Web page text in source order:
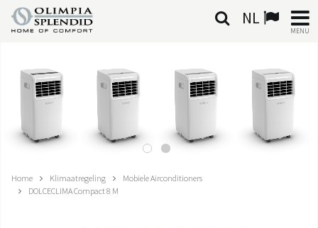
NL
MENU
HOME
KLIMAATREGELING
LUCHTBEHANDELING
Home Klimaatregeling
Mobiele Airconditioners
DOLCECLIMA Compact 8 M